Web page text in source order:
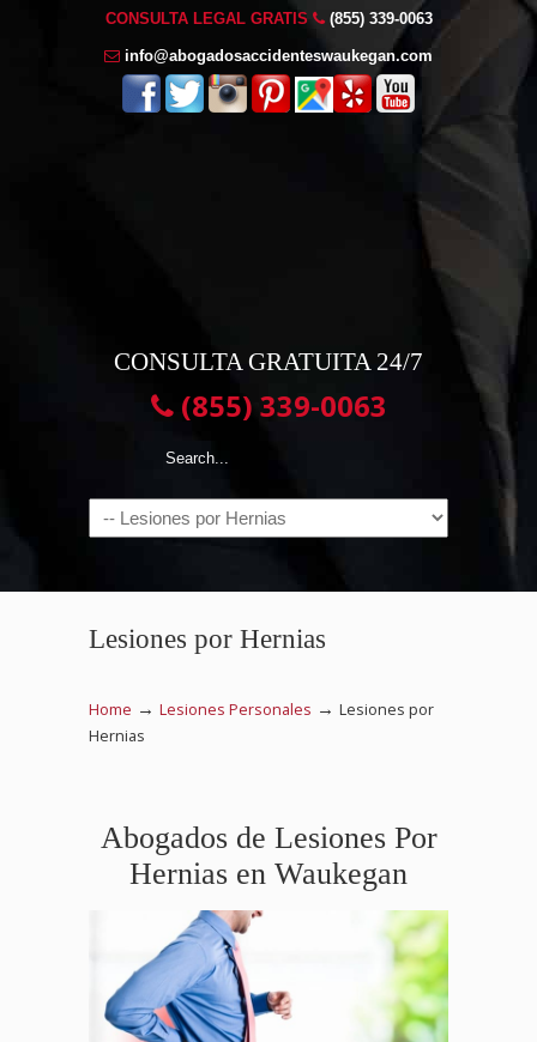
CONSULTA LEGAL GRATIS (855) 339-0063
info@abogadosaccidenteswaukegan.com
CONSULTA GRATUITA 24/7
(855) 339-0063
Navigation
Lesiones por Hernias
Home → Lesiones Personales → Lesiones por
Hernias
Abogados de Lesiones Por
Hernias en Waukegan